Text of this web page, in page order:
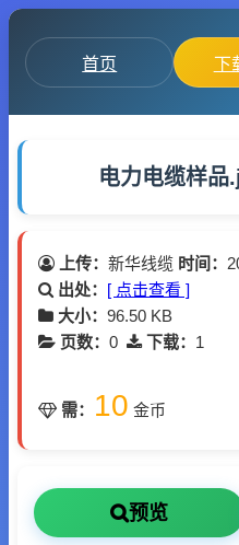
首页 下
电力电缆样品
上传： 新华线缆 时间：
出处： [ 点击查看 ]
大小： 96.50 KB
页数： 0 下载： 1
需： 10 金币
预览